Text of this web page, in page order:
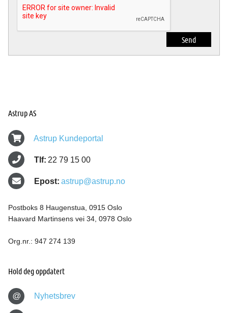
Astrup AS
Astrup Kundeportal
Tlf: 22 79 15 00
Epost: astrup@astrup.no
Postboks 8 Haugenstua, 0915 Oslo
Haavard Martinsens vei 34, 0978 Oslo
Org.nr.: 947 274 139
Hold deg oppdatert
@ Nyhetsbrev